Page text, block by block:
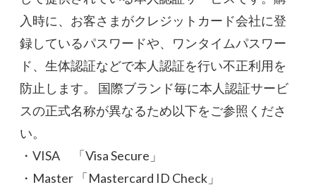
入時に、お客さまがクレジットカード会社に登
録しているパスワードや、ワンタイムパスワー
ド、生体認証などで本人認証を行い不正利用を
防止します。 国際ブランド毎に本人認証サービ
スの正式名称が異なるため以下をご参照くださ
い。
・VISA 「Visa Secure」
・Master 「Mastercard ID Check」